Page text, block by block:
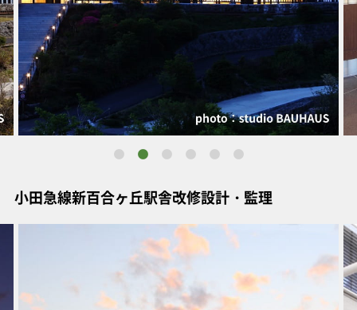
小田急線新百合ヶ丘駅舎改修設計・監理